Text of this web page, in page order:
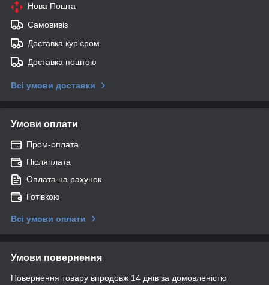
Нова Пошта
Самовивіз
Доставка кур'єром
Доставка поштою
Всі умови доставки
Умови оплати
Пром-оплата
Післяплата
Оплата на рахунок
Готівкою
Всі умови оплати
Умови повернення
Повернення товару впродовж 14 днів за домовленістю